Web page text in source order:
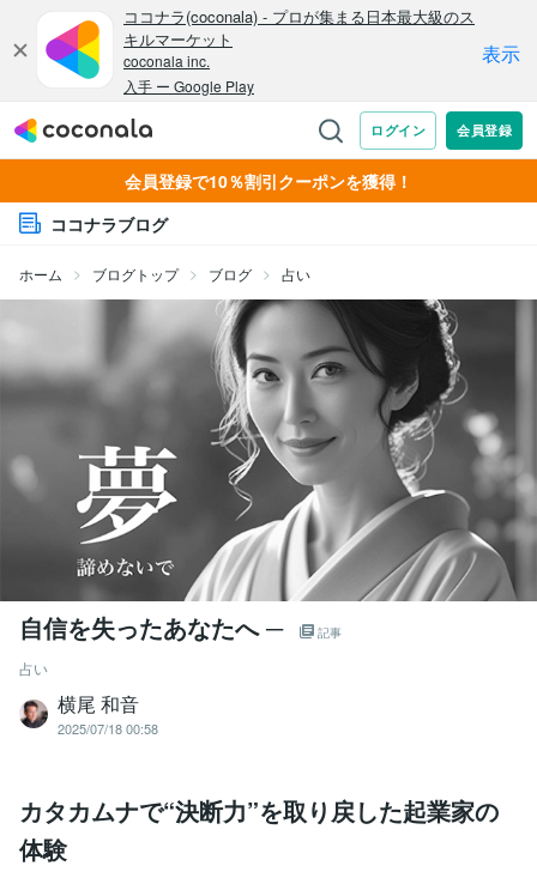
会員登録で10％割引クーポンを獲得！
ココナラブログ
ホーム ブログトップ ブログ 占い
自信を失ったあなたへ ─ 記事
占い
横尾 和音
2025/07/18 00:58
カタカムナで“決断力”を取り戻した起業家の
体験